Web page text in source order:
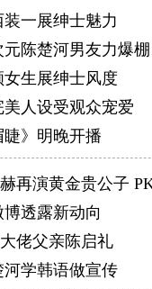
一展绅士魅力
元陈楚河男友力爆棚
生展绅士风度
人设受观众宠爱
》明晚开播
再演黄金贵公子
透露新动向
佬父亲陈启礼
河学韩语做宣传